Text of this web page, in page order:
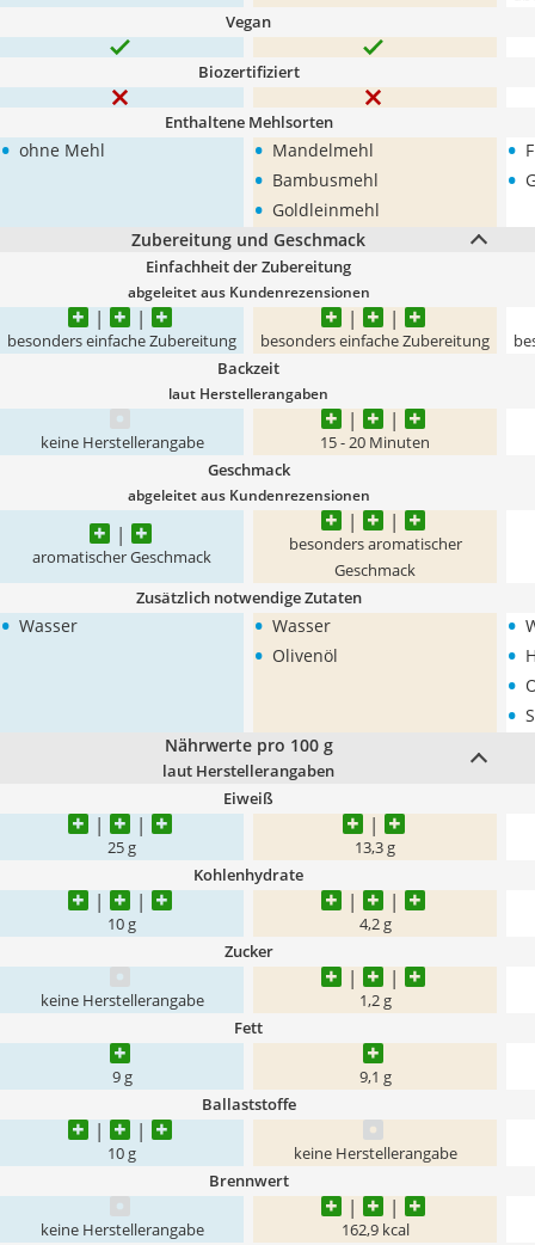
Vegan
Biozertifiziert
Enthaltene Mehlsorten
• ohne Mehl • Mandelmehl
• Bambusmehl
• Goldleinmehl
•
•
Zubereitung und Geschmack
Einfachheit der Zubereitung
abgeleitet aus Kundenrezensionen
besonders einfache Zubereitung besonders einfache Zubereitung
Backzeit
laut Herstellerangaben
keine Herstellerangabe 15 - 20 Minuten
Geschmack
abgeleitet aus Kundenrezensionen
aromatischer Geschmack
besonders aromatischer
Geschmack
Zusätzlich notwendige Zutaten
• Wasser • Wasser
• Olivenöl
•
•
•
•
Nährwerte pro 100 g
laut Herstellerangaben
Eiweiß
25 g 13,3 g
Kohlenhydrate
10 g 4,2 g
Zucker
keine Herstellerangabe 1,2 g
Fett
9 g 9,1 g
Ballaststoffe
10 g keine Herstellerangabe
Brennwert
keine Herstellerangabe 162,9 kcal